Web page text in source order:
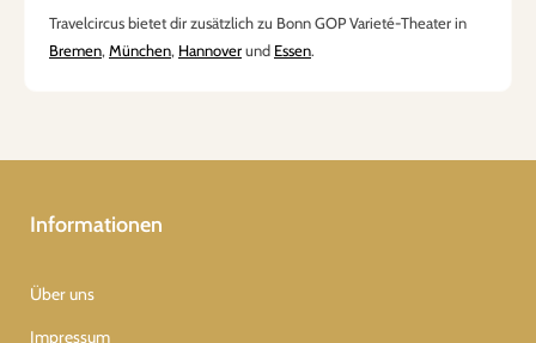
Travelcircus bietet dir zusätzlich zu Bonn GOP Varieté-Theater in
Bremen, München, Hannoverund Essen.
Informationen
Über uns
Impressum